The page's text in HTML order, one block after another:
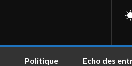
Politique Echo des